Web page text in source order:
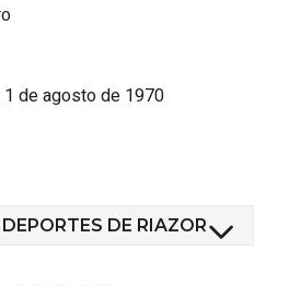
1 de agosto de 1970
DE RIAZOR